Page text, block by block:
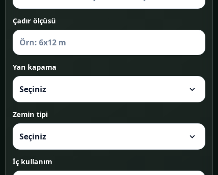
Çadır ölçüsü
Yan kapama
Zemin tipi
İç kullanım